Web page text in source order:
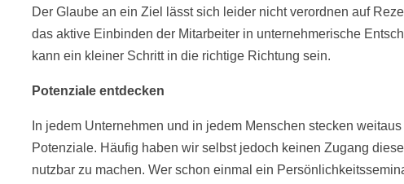
Der Glaube an ein Ziel lässt sich leider nicht verordnen auf
das aktive Einbinden der Mitarbeiter in unternehmerische
kann ein kleiner Schritt in die richtige Richtung sein.
Potenziale entdecken
In jedem Unternehmen und in jedem Menschen stecken
Potenziale. Häufig haben wir selbst jedoch keinen Zugang
nutzbar zu machen. Wer schon einmal ein